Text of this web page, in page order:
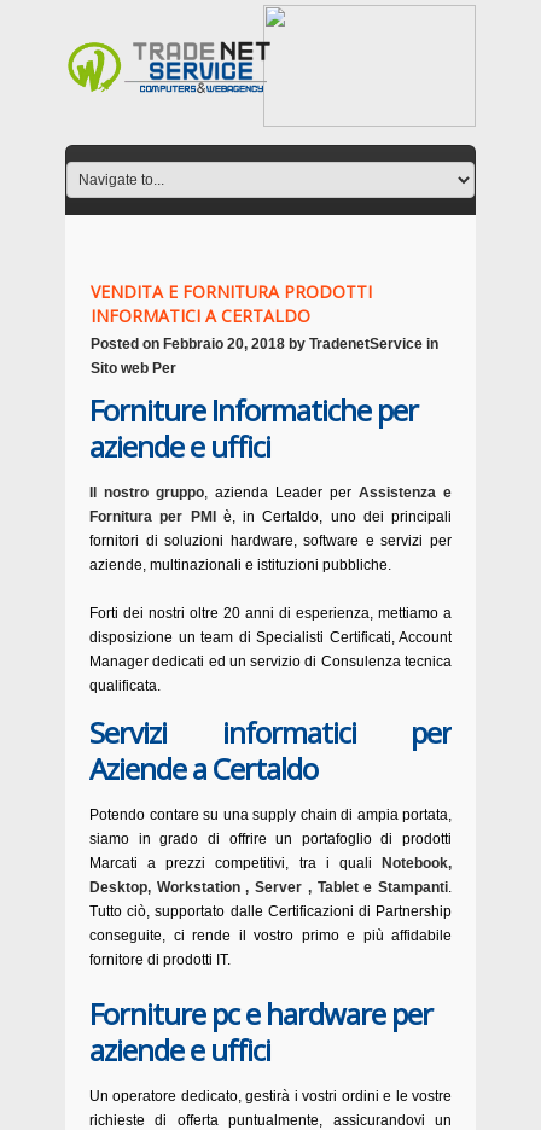
VENDITA E FORNITURA PRODOTTI
INFORMATICI A CERTALDO
Posted on Febbraio 20, 2018 by TradenetService in
Sito web Per
Forniture Informatiche per
aziende e uffici
Il nostro gruppo, azienda Leader per Assistenza e
Fornitura per PMI
è, in Certaldo, uno dei principali
fornitori di soluzioni hardware, software e servizi per
aziende, multinazionali e istituzioni pubbliche.
Forti dei nostri oltre 20 anni di esperienza, mettiamo a
disposizione un team di Specialisti Certificati, Account
Manager dedicati ed un servizio di Consulenza tecnica
qualificata.
Servizi informatici per
Aziende a Certaldo
Potendo contare su una supply chain di ampia portata,
siamo in grado di offrire un portafoglio di prodotti
Marcati a prezzi competitivi, tra i quali
Notebook,
Desktop, Workstation , Server , Tablet e Stampanti.
Tutto ciò, supportato dalle Certificazioni di Partnership
conseguite, ci rende il vostro primo e più affidabile
fornitore di prodotti IT.
Forniture pc e hardware per
aziende e uffici
Un operatore dedicato, gestirà i vostri ordini e le vostre
richieste di offerta puntualmente, assicurandovi un